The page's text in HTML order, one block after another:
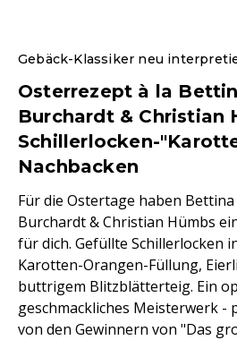
Gebäck-Klassiker neu
Osterrezept à la
Burchardt & Christian
Schillerlocken-
Nachbacken
Für die Ostertage haben
Burchardt & Christian Hümbs
für dich. Gefüllte Schillerlocken
Karotten-Orangen-Füllung,
buttrigem Blitzblätterteig. Ein
geschmackliches Meisterwerk -
von den Gewinnern von "Das